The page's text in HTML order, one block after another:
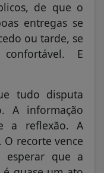
de que o
entregas se
ou tarde, se
E
tudo disputa
A informação
a reflexão. A
recorte vence
esperar que a